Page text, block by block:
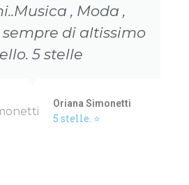
, Moda ,
di altissimo
5 stelle
Oriana Simonetti
5 stelle. ⭐️